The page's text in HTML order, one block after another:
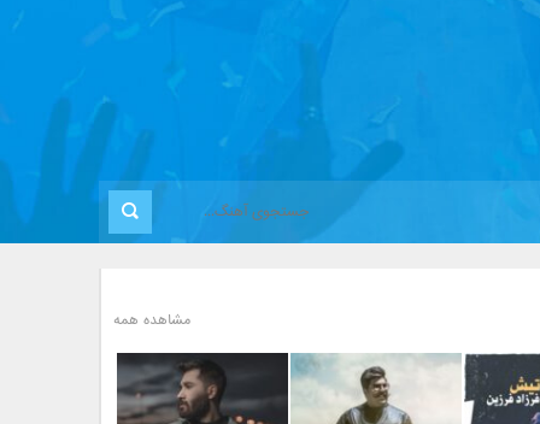
مشاهده همه